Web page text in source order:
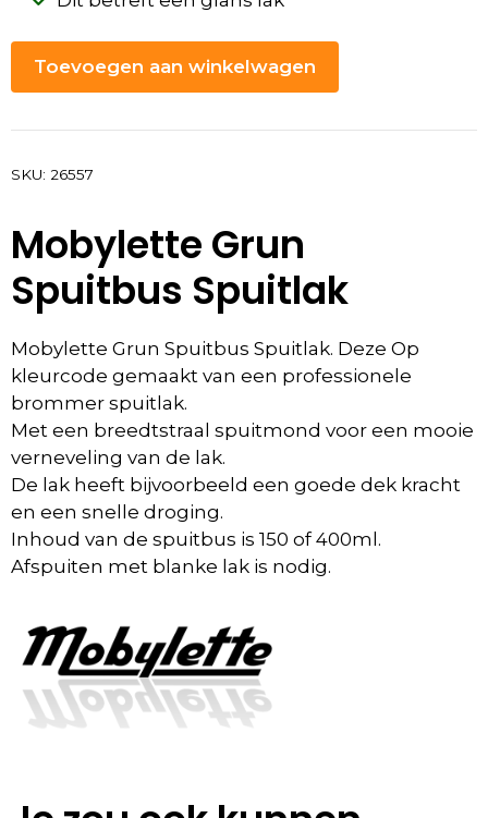
Toevoegen aan winkelwagen
SKU: 26557
Mobylette Grun
Spuitbus Spuitlak
Mobylette Grun Spuitbus Spuitlak. Deze Op
kleurcode gemaakt van een professionele
brommer spuitlak.
Met een breedtstraal spuitmond voor een mooie
verneveling van de lak.
De lak heeft bijvoorbeeld een goede dek kracht
en een snelle droging.
Inhoud van de spuitbus is 150 of 400ml.
Afspuiten met blanke lak is nodig.